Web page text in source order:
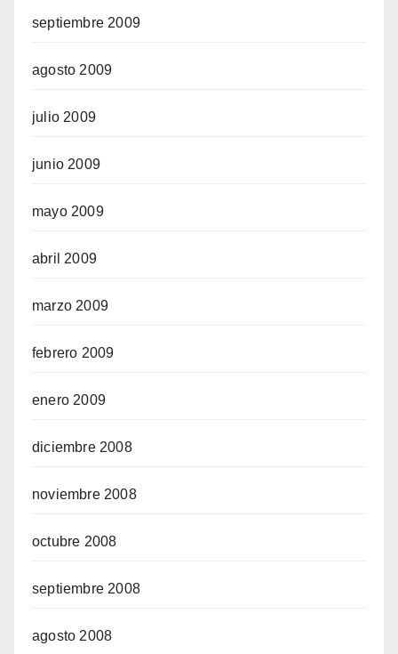
septiembre 2009
agosto 2009
julio 2009
junio 2009
mayo 2009
abril 2009
marzo 2009
febrero 2009
enero 2009
diciembre 2008
noviembre 2008
octubre 2008
septiembre 2008
agosto 2008